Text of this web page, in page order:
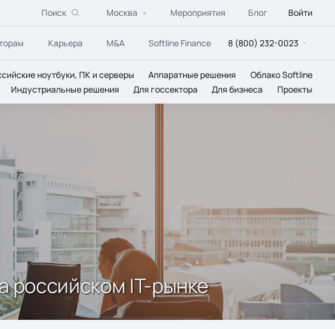
Поиск Москва Мероприятия Блог Войти
Карьера M&A Softline Finance 8 (800) 232-0023
ноутбуки, ПК и серверы Аппаратные решения
Облако Softline
Индустриальные решения Для госсектора Для бизнеса Проекты
российском IT-рынке